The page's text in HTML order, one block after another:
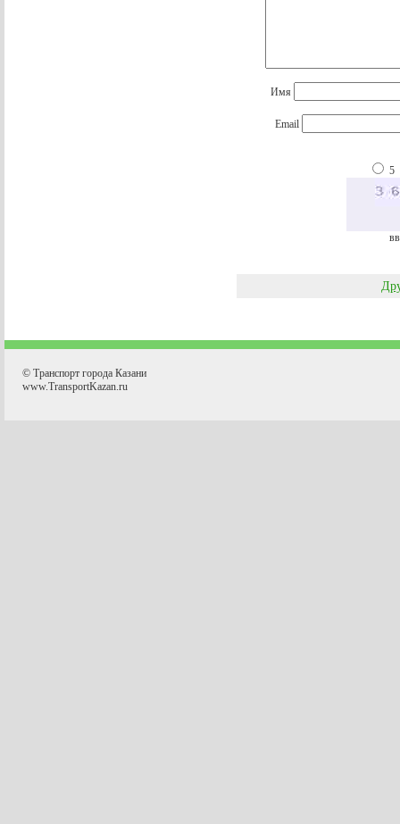
Имя
Email
5
© Транспорт города Казани
www.TransportKazan.ru